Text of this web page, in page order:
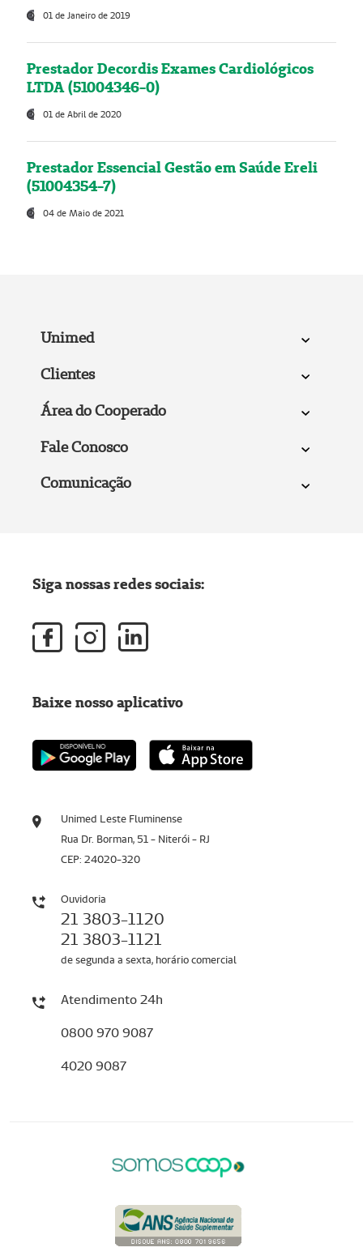
01 de Janeiro de 2019
Prestador Decordis Exames Cardiológicos
LTDA (51004346-0)
01 de Abril de 2020
Prestador Essencial Gestão em Saúde Ereli
(51004354-7)
04 de Maio de 2021
Unimed
Clientes
Área do Cooperado
Fale Conosco
Comunicação
Unimed Leste Fluminense
Rua Dr. Borman, 51 - Niterói - RJ
CEP: 24020-320
Ouvidoria
21 3803-1120
21 3803-1121
de segunda a sexta, horário comercial
Atendimento 24h
0800 970 9087
4020 9087
Siga nossas redes sociais:
Baixe nosso aplicativo